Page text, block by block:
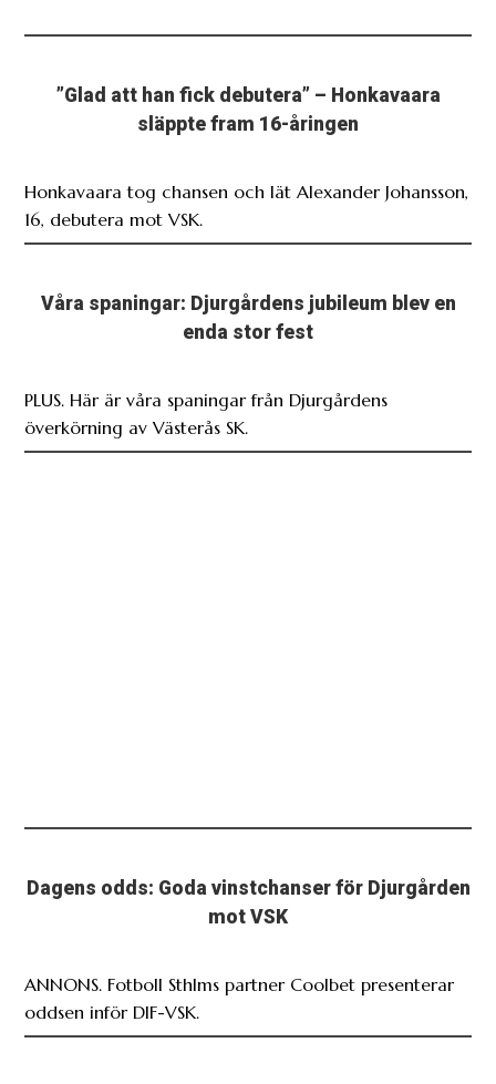
”Glad att han fick debutera” – Honkavaara
släppte fram 16-åringen
Honkavaara tog chansen och lät Alexander Johansson,
16, debutera mot VSK.
Våra spaningar: Djurgårdens jubileum blev en
enda stor fest
PLUS. Här är våra spaningar från Djurgårdens
överkörning av Västerås SK.
Dagens odds: Goda vinstchanser för Djurgården
mot VSK
ANNONS. Fotboll Sthlms partner Coolbet presenterar
oddsen inför DIF-VSK.